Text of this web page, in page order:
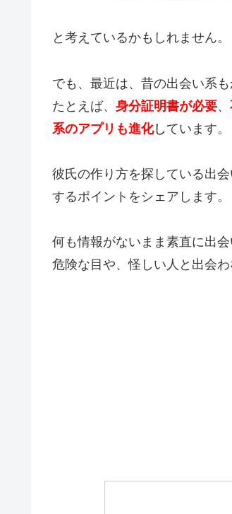
と考えているかもしれません。
でも、最近は、昔の出会い系
たとえば、 身分証明書が必要、
系のアプリも進化し ています。
彼氏の作り方を探している出
するポイントをシェアします。
何も情報がないまま素直に出
危険な目や、怪しい人と出会